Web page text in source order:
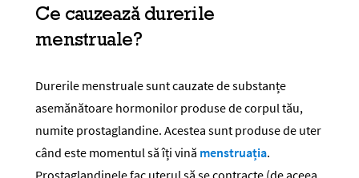
Ce cauzează durerile
menstruale?
Durerile menstruale sunt cauzate de substanțe
asemănătoare hormonilor produse de corpul tău,
numite prostaglandine. Acestea sunt produse de uter
când este momentul să îți vină menstruația.
Prostaglandinele fac uterul să se contracte (de aceea